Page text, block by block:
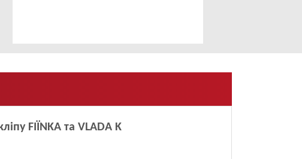
FIЇNKA та VLADA K